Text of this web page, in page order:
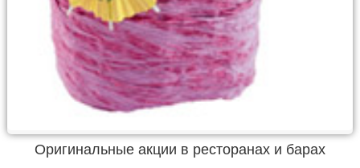
Оригинальные акции в ресторанах и барах